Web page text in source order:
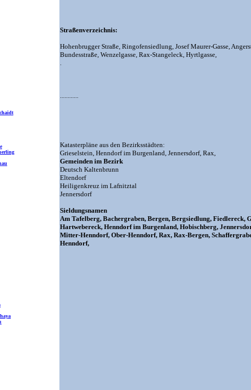
Straßenverzeichnis:
Hohenbrugger Straße, Ringofensiedlung, Josef Maurer-Gasse,
Bundesstraße, Wenzelgasse, Rax-Stangeleck, Hyrtlgasse,
.
............
Katasterpläne aus den Bezirksstädten:
Grieselstein, Henndorf im Burgenland, Jennersdorf, Rax,
Gemeinden im Bezirk
Deutsch Kaltenbrunn
Eltendorf
Heiligenkreuz im Lafnitztal
Jennersdorf
Sieldungsnamen
Am Tafelberg, Bachergraben, Bergen, Bergsiedlung, Fiedlereck,
Hartwebereck, Henndorf im Burgenland, Hobischberg,
Mitter-Henndorf, Ober-Henndorf, Rax, Rax-Bergen,
Henndorf,